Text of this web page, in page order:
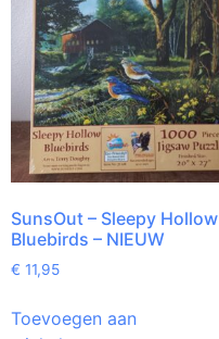
SunsOut – Sleepy Hollow
Bluebirds – NIEUW
€ 11,95
Toevoegen aan